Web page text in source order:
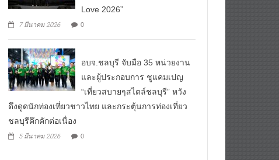
Love 2026”
7 มีนาคม 2026 0
อบจ.ชลบุรี จับมือ 35 หน่วยงาน
และผู้ประกอบการ ชูแคมเปญ
“เที่ยวสบายๆสไตล์ชลบุรี” หวัง
ดึงดูดนักท่องเที่ยวชาวไทย และกระตุ้นการท่องเที่ยว
ชลบุรีคึกคักต่อเนื่อง
5 มีนาคม 2026 0